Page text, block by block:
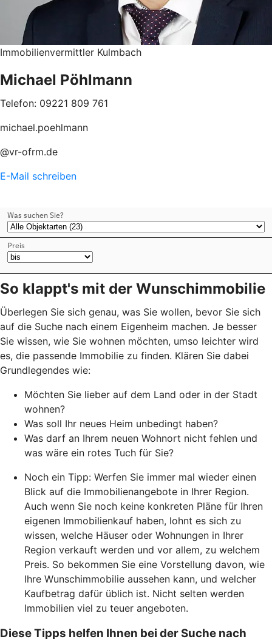
Immobilienvermittler Kulmbach
Michael Pöhlmann
Telefon: 09221 809 761
michael.poehlmann
@vr-ofrm.de
E-Mail schreiben
So klappt's mit der Wunschimmobilie
Überlegen Sie sich genau, was Sie wollen, bevor Sie sich
auf die Suche nach einem Eigenheim machen. Je besser
Sie wissen, wie Sie wohnen möchten, umso leichter wird
es, die passende Immobilie zu finden. Klären Sie dabei
Grundlegendes wie:
Möchten Sie lieber auf dem Land oder in der Stadt
wohnen?
Was soll Ihr neues Heim unbedingt haben?
Was darf an Ihrem neuen Wohnort nicht fehlen und
was wäre ein rotes Tuch für Sie?
Noch ein Tipp: Werfen Sie immer mal wieder einen
Blick auf die Immobilienangebote in Ihrer Region.
Auch wenn Sie noch keine konkreten Pläne für Ihren
eigenen Immobilienkauf haben, lohnt es sich zu
wissen, welche Häuser oder Wohnungen in Ihrer
Region verkauft werden und vor allem, zu welchem
Preis. So bekommen Sie eine Vorstellung davon, wie
Ihre Wunschimmobilie aussehen kann, und welcher
Kaufbetrag dafür üblich ist. Nicht selten werden
Immobilien viel zu teuer angeboten.
Diese Tipps helfen Ihnen bei der Suche nach